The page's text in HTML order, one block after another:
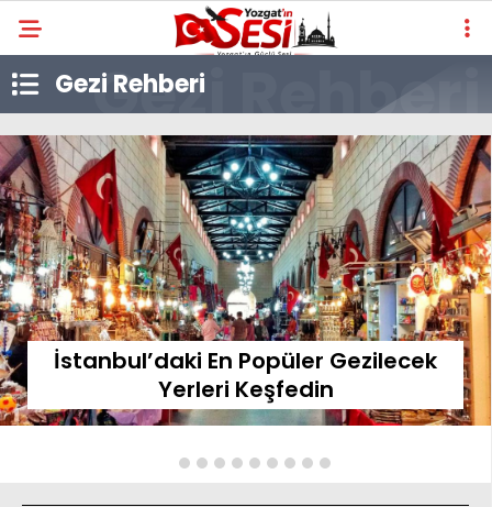
Gezi Rehberi
İstanbul’daki En Popüler Gezilecek
Yerleri Keşfedin